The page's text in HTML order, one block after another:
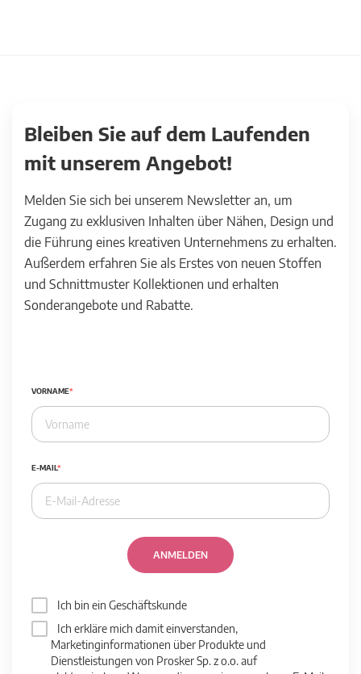
Bleiben Sie auf dem Laufenden
mit unserem Angebot!
Melden Sie sich bei unserem Newsletter an, um
Zugang zu exklusiven Inhalten über Nähen, Design und
die Führung eines kreativen Unternehmens zu erhalten.
Außerdem erfahren Sie als Erstes von neuen Stoffen
und Schnittmuster Kollektionen und erhalten
Sonderangebote und Rabatte.
VORNAME
E-MAIL
ANMELDEN
Ich bin ein Geschäftskunde
Ich erkläre mich damit einverstanden,
Marketinginformationen über Produkte und
Dienstleistungen von Prosker Sp. z o.o. auf